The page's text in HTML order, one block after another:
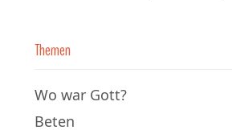
Themen
Wo war Gott?
Beten